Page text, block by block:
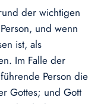
der wichtigen
und wenn
ist, als
Im Falle der
Person die
Gottes; und Gott